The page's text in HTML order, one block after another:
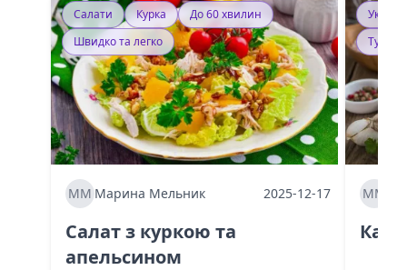
Салати Курка
До 60 хвилин
Швидко та легко
ММ Марина Мельник 2025-12-17
Салат з куркою та
апельсином
ММ